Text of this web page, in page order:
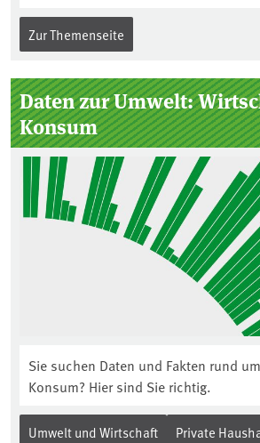
Zur Themenseite
Daten zur Umwelt:
Konsum
Sie suchen Daten und Fakten rund
Konsum? Hier sind Sie richtig.
Umwelt und Wirtschaft Private